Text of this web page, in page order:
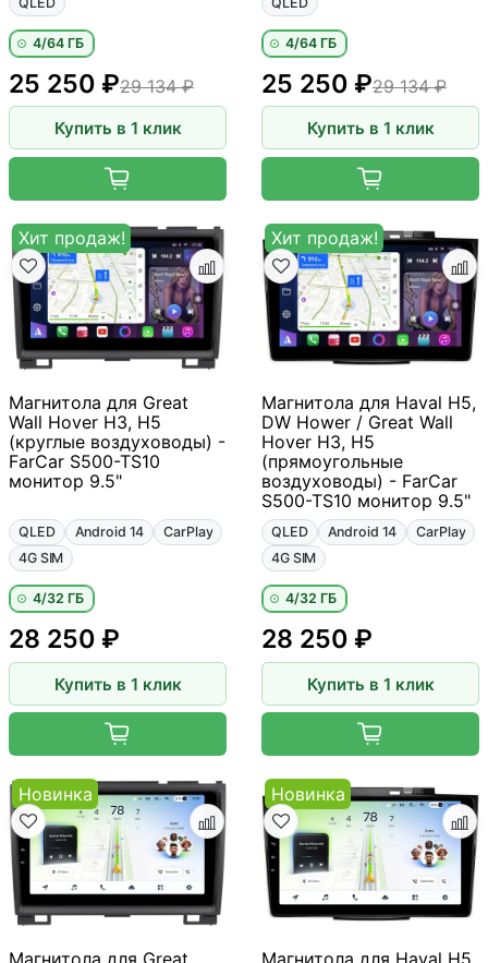
4/64 ГБ
29 134 ₽
25 250 ₽
Купить в 1 клик
4/64 ГБ
29 134 ₽
25 250 ₽
Купить в 1 клик
Хит продаж!
Магнитола для Great
Wall Hover H3, H5
(круглые воздуховоды) -
FarCar S500-TS10
монитор 9.5"
QLED Android 14
CarPlay
4G SIM
4/32 ГБ
28 250 ₽
Купить в 1 клик
Хит продаж!
Магнитола для Haval H5,
DW Hower / Great Wall
Hover H3, H5
(прямоугольные
воздуховоды) - FarCar
S500-TS10 монитор 9.5"
QLED Android 14
CarPlay
4G SIM
4/32 ГБ
28 250 ₽
Купить в 1 клик
Новинка Новинка